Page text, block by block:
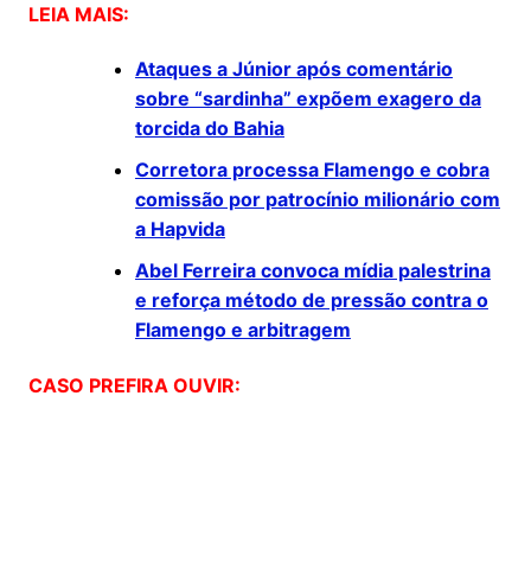
LEIA MAIS:
Ataques a Júnior após comentário
sobre “sardinha” expõem exagero da
torcida do Bahia
Corretora processa Flamengo e cobra
comissão por patrocínio milionário com
a Hapvida
Abel Ferreira convoca mídia palestrina
e reforça método de pressão contra o
Flamengo e arbitragem
CASO PREFIRA OUVIR: